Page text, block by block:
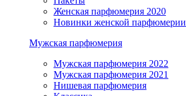
Женская парфюмерия 2020
Новинки женской
Мужская парфюмерия
Мужская парфюмерия 2022
Мужская парфюмерия 2021
Нишевая парфюмерия